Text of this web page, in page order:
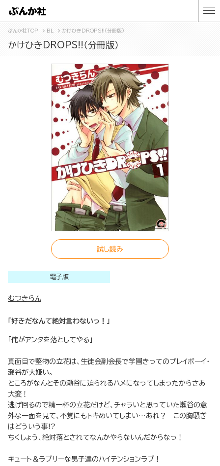
ぶんか社TOP BL かけひきDROPS!!（分冊版）
かけひきDROPS!!（分冊版）
試し読み
電子版
むつきらん
「好きだなんて絶対言わないっ！」
「俺がアンタを落としてやる」
真面目で堅物の立花は、生徒会副会長で学園きってのプレイボーイ・
瀬谷が大嫌い。
ところがなんとその瀬谷に迫られるハメになってしまったからさあ
大変！
逃げ回るので精一杯の立花だけど、チャラいと思っていた瀬谷の意
外な一面を見て、不覚にもトキめいてしまい…あれ？ この胸騒ぎ
はどういう事!?
ちくしょう、絶対落とされてなんかやらないんだからなっ！
キュート＆ラブリーな男子達のハイテンションラブ！